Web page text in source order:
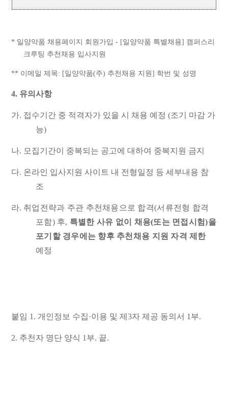
* 일양약품 채용페이지 회원가입- [일양약품 특별채용] 캠퍼스리
크루팅 추천채용 입사지원
** 이메일 제목: [일양약품(주) 추천채용 지원] 학번 및 성명
4. 유의사항
가. 접수기간 중 적격자가 있을 시 채용 예정(조기 마감 가
능)
나. 모집기간이 중복되는 공고에 대하여 중복지원 금지
다. 온라인 입사지원 사이트 내 전형일정 등 세부내용 참
조
라. 취업전략과 주관 추천채용으로 합격(서류전형 합격
포함) 후, 특별한 사유 없이 채용(또는 면접시험)을
포기할 경우에는 향후 추천채용 지원 자격 제한
예정
붙임 1. 개인정보 수집 ·이용 및 제3자 제공 동의서 1 부.
2. 추천자 명단 양식 1 부. 끝.